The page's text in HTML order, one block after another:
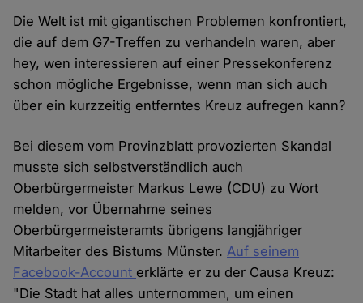
Die Welt ist mit gigantischen Problemen konfrontiert,
die auf dem G7-Treffen zu verhandeln waren, aber
hey, wen interessieren auf einer Pressekonferenz
schon mögliche Ergebnisse, wenn man sich auch
über ein kurzzeitig entferntes Kreuz aufregen kann?
Bei diesem vom Provinzblatt provozierten Skandal
musste sich selbstverständlich auch
Oberbürgermeister Markus Lewe (CDU) zu Wort
melden, vor Übernahme seines
Oberbürgermeisteramts übrigens langjähriger
Mitarbeiter des Bistums Münster.Auf seinem
Facebook-Account erklärte er zu der Causa Kreuz:
"Die Stadt hat alles unternommen, um einen